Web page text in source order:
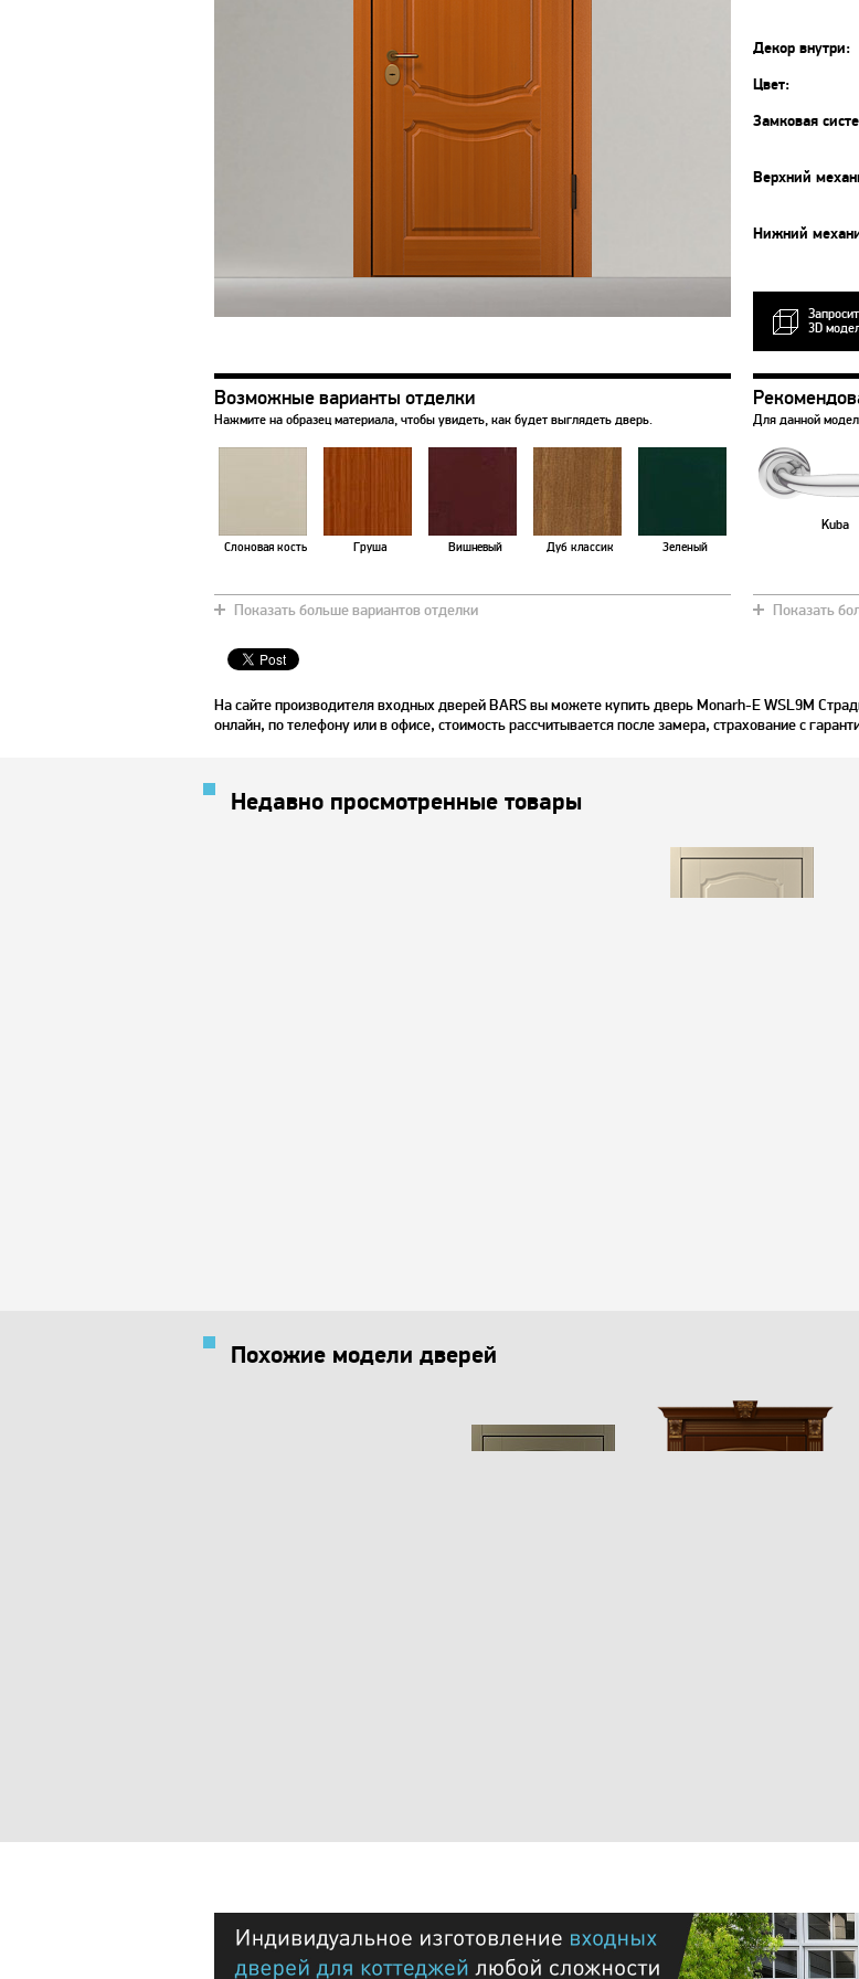
Декор внутри:
Цвет:
Замковая
Верхний
Нижний
3D
Возможные варианты отделки
Нажмите на образец материала, чтобы увидеть, как будет выглядеть дверь.
Слоновая кость Груша Вишневый Дуб классик Зеленый
Красное дерево
Страдивари Коричневый Дуб Дуб золотистый
Показать больше вариантов отделки
Для данной
Kuba
Показать
На сайте производителя входных дверей BARS вы можете купить дверь Monarh-E WSL9M
онлайн, по телефону или в офисе, стоимость рассчитывается после замера, страхование с
Недавно просмотренные товары
Похожие модели дверей